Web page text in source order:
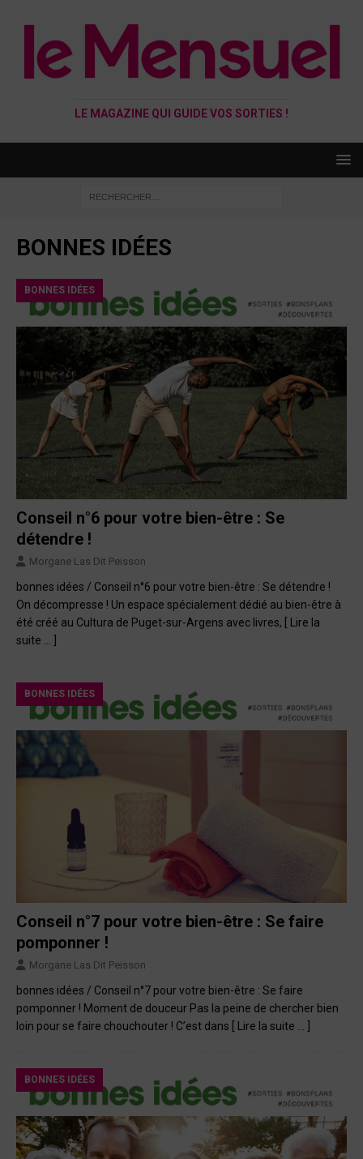
LE MAGAZINE QUI GUIDE VOS SORTIES !
BONNES IDÉES
BONNES IDÉES
Conseil n°6 pour votre bien-être : Se
détendre !
Morgane Las Dit Peisson
bonnes idées / Conseil n°6 pour votre bien-être : Se détendre !
On décompresse ! Un espace spécialement dédié au bien-être à
été créé au Cultura de Puget-sur-Argens avec livres, [ Lire la
suite … ]
BONNES IDÉES
Conseil n°7 pour votre bien-être : Se faire
pomponner !
Morgane Las Dit Peisson
bonnes idées / Conseil n°7 pour votre bien-être : Se faire
pomponner ! Moment de douceur Pas la peine de chercher bien
loin pour se faire chouchouter ! C’est dans [ Lire la suite … ]
BONNES IDÉES